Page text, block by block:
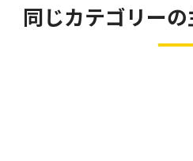
同じカテゴリー